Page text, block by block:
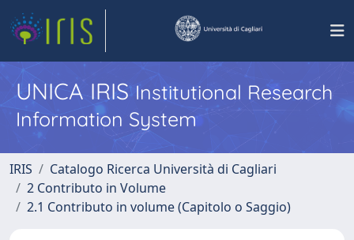
UNICA IRISInstitutional Research
Information System
IRIS
Catalogo Ricerca Università di Cagliari
2 Contributo in Volume
2.1 Contributo in volume (Capitolo o Saggio)